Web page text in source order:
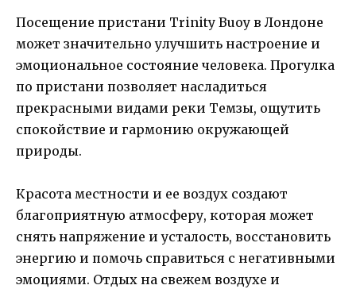
Посещение пристани Trinity Buoy в Лондоне
может значительно улучшить настроение и
эмоциональное состояние человека. Прогулка
по пристани позволяет насладиться
прекрасными видами реки Темзы, ощутить
спокойствие и гармонию окружающей
природы.
Красота местности и ее воздух создают
благоприятную атмосферу, которая может
снять напряжение и усталость, восстановить
энергию и помочь справиться с негативными
эмоциями. Отдых на свежем воздухе и